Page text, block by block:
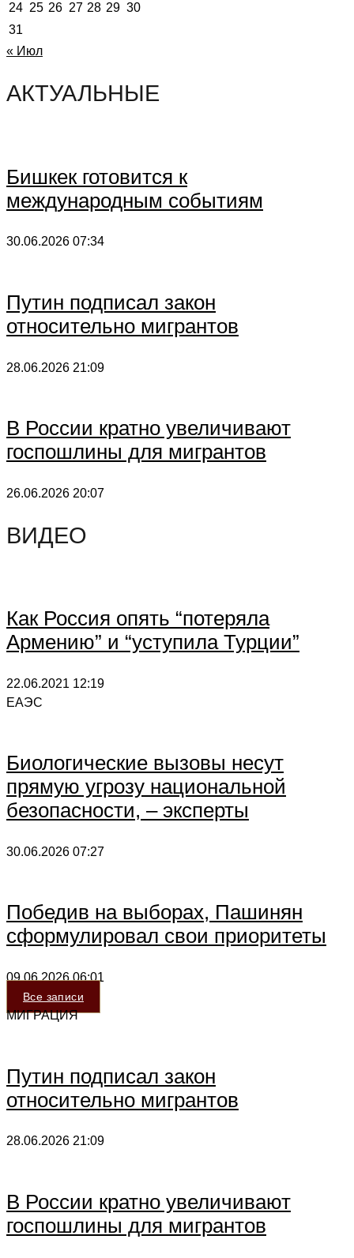
24 25 26 27 28 29 30
31
« Июл
АКТУАЛЬНЫЕ
Бишкек готовится к
международным событиям
30.06.2026 07:34
Путин подписал закон
относительно мигрантов
28.06.2026 21:09
В России кратно увеличивают
госпошлины для мигрантов
26.06.2026 20:07
ВИДЕО
Как Россия опять “потеряла
Армению” и “уступила Турции”
22.06.2021 12:19
ЕАЭС
Биологические вызовы несут
прямую угрозу национальной
безопасности, – эксперты
30.06.2026 07:27
Победив на выборах, Пашинян
сформулировал свои приоритеты
09.06.202606:01
Все записи
МИГРАЦИЯ
Путин подписал закон
относительно мигрантов
28.06.2026 21:09
В России кратно увеличивают
госпошлины для мигрантов